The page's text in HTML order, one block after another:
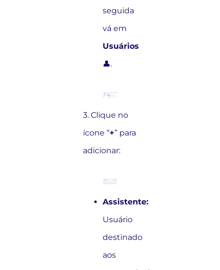
seguida
vá em
Usuários
👤.
3. Clique no
ícone “+” para
adicionar:
Assistente:
Usuário
destinado
aos